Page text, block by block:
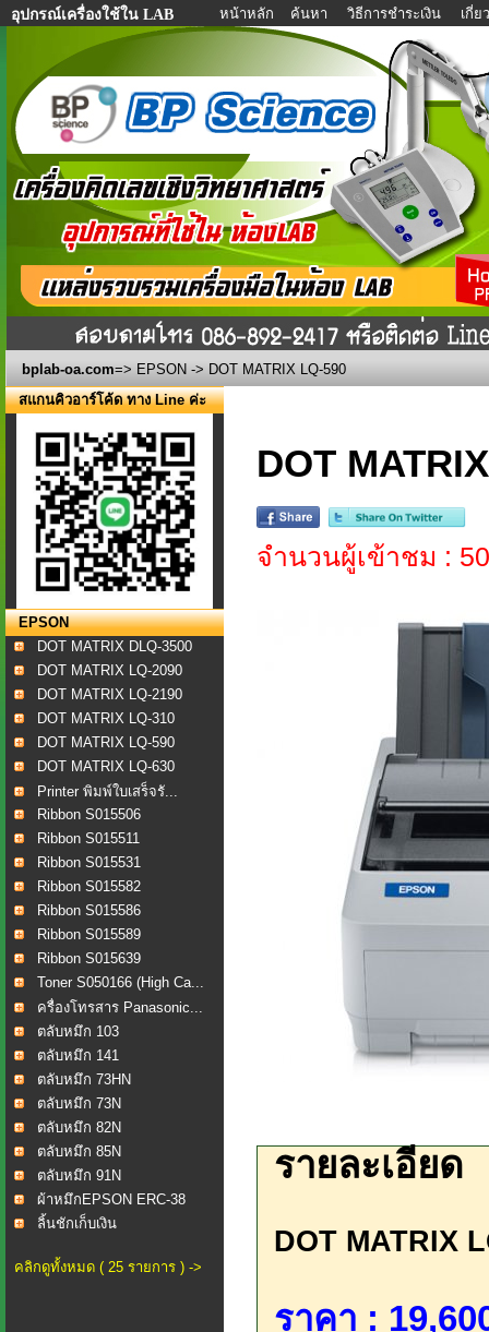
อุปกรณ์เครื่องใช้ใน LAB หน้าหลัก ค้นหา วิธีการชำระเงิน เกี่ย
bplab-oa.com=> EPSON -> DOT MATRIX LQ-590
สแกนคิวอาร์โค้ด ทาง Line ค่ะ
EPSON
DOT MATRIX DLQ-3500
DOT MATRIX LQ-2090
DOT MATRIX LQ-2190
DOT MATRIX LQ-310
DOT MATRIX LQ-590
DOT MATRIX LQ-630
Printer พิมพ์ใบเสร็จรั...
Ribbon S015506
Ribbon S015511
Ribbon S015531
Ribbon S015582
Ribbon S015586
Ribbon S015589
Ribbon S015639
Toner S050166 (High Ca...
ครื่องโทรสาร Panasonic...
ตลับหมึก 103
ตลับหมึก 141
ตลับหมึก 73HN
ตลับหมึก 73N
ตลับหมึก 82N
ตลับหมึก 85N
ตลับหมึก 91N
ผ้าหมึกEPSON ERC-38
ลิ้นชักเก็บเงิน
คลิกดูทั้งหมด ( 25 รายการ ) ->
DOT
จำนวนผู้เข้าชม :
รายละเอียด
DOT MATRIX
ราคา :